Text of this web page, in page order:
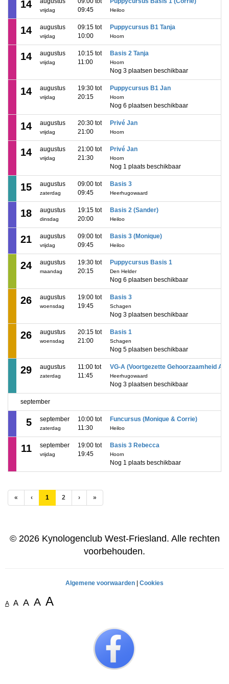
14
vrijdag
09:45
Heiloo
14 augustus
vrijdag
09:15 tot
10:00
Puppycursus B1 Tanja
Hoorn
14 augustus
vrijdag
10:15 tot
11:00
Basis 2 Tanja
Hoorn
Nog 3 plaatsen beschikbaar
14 augustus
vrijdag
19:30 tot
20:15
Puppycursus B1 Jan
Hoorn
Nog 6 plaatsen beschikbaar
14 augustus
vrijdag
20:30 tot
21:00
Privé Jan
Hoorn
14 augustus
vrijdag
21:00 tot
21:30
Privé Jan
Hoorn
Nog 1 plaats beschikbaar
15 augustus
zaterdag
09:00 tot
09:45
Basis 3
Heerhugowaard
18 augustus
dinsdag
19:15 tot
20:00
Basis 2 (Sander)
Heiloo
21 augustus
vrijdag
09:00 tot
09:45
Basis 3 (Monique)
Heiloo
24 augustus
maandag
19:30 tot
20:15
Puppycursus Basis 1
Den Helder
Nog 6 plaatsen beschikbaar
26 augustus
woensdag
19:00 tot
19:45
Basis 3
Schagen
Nog 3 plaatsen beschikbaar
26 augustus
woensdag
20:15 tot
21:00
Basis 1
Schagen
Nog 5 plaatsen beschikbaar
29 augustus
zaterdag
11:00 tot
11:45
VG-A (Voortgezette Gehoorzaamheid A)
Heerhugowaard
Nog 3 plaatsen beschikbaar
september
5 september
zaterdag
10:00 tot
11:30
Funcursus (Monique & Corrie)
Heiloo
11 september
vrijdag
19:00 tot
19:45
Basis 3 Rebecca
Hoorn
Nog 1 plaats beschikbaar
« ‹ 1 (huidige)
2 › »
© 2026 Kynologenclub West-Friesland. Alle rechten
voorbehouden.
Algemene voorwaarden Cookies
A A A A A